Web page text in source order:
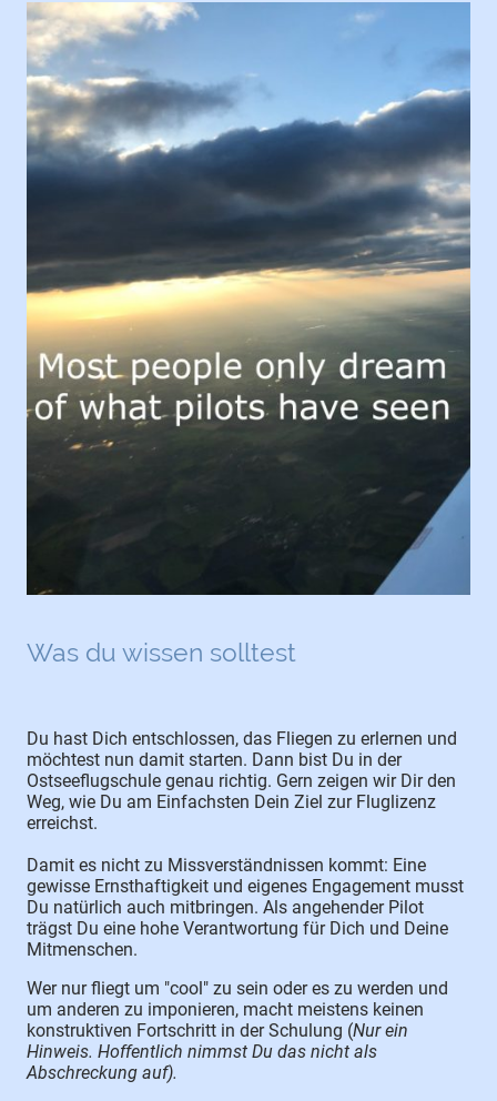
Was du wissen solltest
Du hast Dich entschlossen, das Fliegen zu erlernen und
möchtest nun damit starten. Dann bist Du in der
Ostseeflugschule genau richtig. Gern zeigen wir Dir den
Weg, wie Du am Einfachsten Dein Ziel zur Fluglizenz
erreichst.
Damit es nicht zu Missverständnissen kommt: Eine
gewisse Ernsthaftigkeit und eigenes Engagement musst
Du natürlich auch mitbringen. Als angehender Pilot
trägst Du eine hohe Verantwortung für Dich und Deine
Mitmenschen.
Wer nur fliegt um "cool" zu sein oder es zu werden und
um anderen zu imponieren, macht meistens keinen
konstruktiven Fortschritt in der Schulung (Nur ein
Hinweis. Hoffentlich nimmst Du das nicht als
Abschreckung auf).